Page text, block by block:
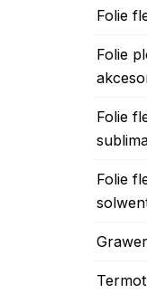
Folie
Folie
Folie
Folie